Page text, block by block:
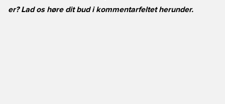
er? Lad os høre dit bud i kommentarfeltet herunder.